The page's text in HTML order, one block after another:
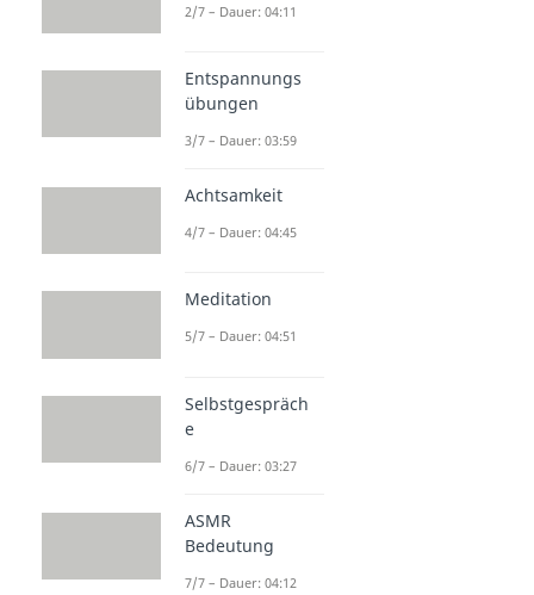
2/7 – Dauer: 04:11
Entspannungs
übungen
3/7 – Dauer: 03:59
Achtsamkeit
4/7 – Dauer: 04:45
Meditation
5/7 – Dauer: 04:51
Selbstgespräch
e
6/7 – Dauer: 03:27
ASMR
Bedeutung
7/7 – Dauer: 04:12